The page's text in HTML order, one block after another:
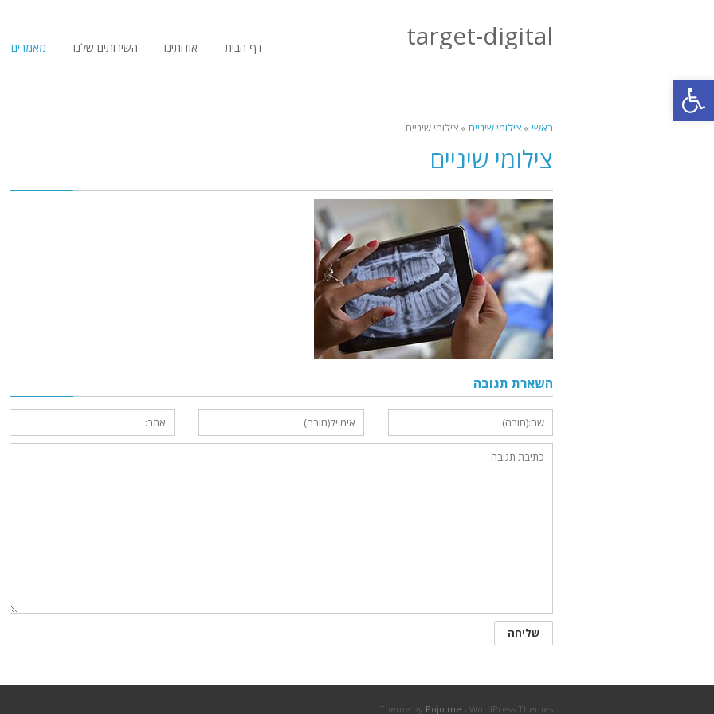
פתח סרגל נגישות
target-digital דף הבית אודותינו השירותים שלנו מאמרים
ראשי » צילומי שיניים » צילומי שיניים
צילומי שיניים
השארת תגובה
Theme by Pojo.me - WordPress Themes